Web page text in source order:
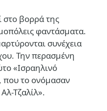
στο βορρά της
φαντάσματα.
συνέχεια
Την περασμένη
«Ισραηλινό
το ονόμασαν
Τζαλίλ».